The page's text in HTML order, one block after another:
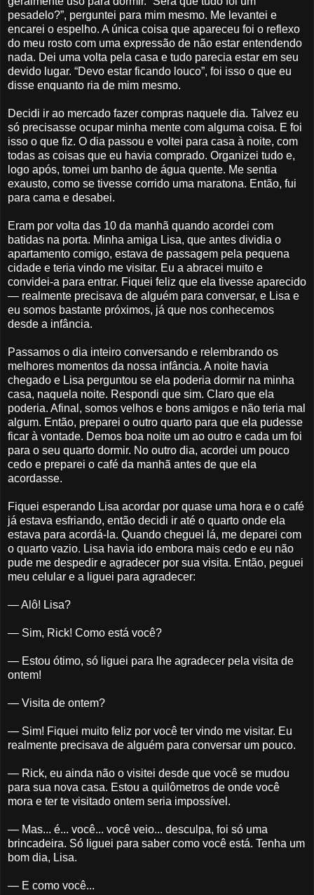
pesadelo?”, perguntei para mim mesmo. Me levantei e
encarei o espelho. A única coisa que apareceu foi o reflexo
do meu rosto com uma expressão de não estar entendendo
nada. Dei uma volta pela casa e tudo parecia estar em seu
devido lugar. “Devo estar ficando louco”, foi isso o que eu
disse enquanto ria de mim mesmo.
Decidi ir ao mercado fazer compras naquele dia. Talvez eu
só precisasse ocupar minha mente com alguma coisa. E foi
isso o que fiz. O dia passou e voltei para casa à noite, com
todas as coisas que eu havia comprado. Organizei tudo e,
logo após, tomei um banho de água quente. Me sentia
exausto, como se tivesse corrido uma maratona. Então, fui
para cama e desabei.
Eram por volta das 10 da manhã quando acordei com
batidas na porta. Minha amiga Lisa, que antes dividia o
apartamento comigo, estava de passagem pela pequena
cidade e teria vindo me visitar. Eu a abracei muito e
convidei-a para entrar. Fiquei feliz que ela tivesse aparecido
— realmente precisava de alguém para conversar, e Lisa e
eu somos bastante próximos, já que nos conhecemos
desde a infância.
Passamos o dia inteiro conversando e relembrando os
melhores momentos da nossa infância. A noite havia
chegado e Lisa perguntou se ela poderia dormir na minha
casa, naquela noite. Respondi que sim. Claro que ela
poderia. Afinal, somos velhos e bons amigos e não teria mal
algum. Então, preparei o outro quarto para que ela pudesse
ficar à vontade. Demos boa noite um ao outro e cada um foi
para o seu quarto dormir. No outro dia, acordei um pouco
cedo e preparei o café da manhã antes de que ela
acordasse.
Fiquei esperando Lisa acordar por quase uma hora e o café
já estava esfriando, então decidi ir até o quarto onde ela
estava para acordá-la. Quando cheguei lá, me deparei com
o quarto vazio. Lisa havia ido embora mais cedo e eu não
pude me despedir e agradecer por sua visita. Então, peguei
meu celular e a liguei para agradecer:
— Alô! Lisa?
— Sim, Rick! Como está você?
— Estou ótimo, só liguei para lhe agradecer pela visita de
ontem!
— Visita de ontem?
— Sim! Fiquei muito feliz por você ter vindo me visitar. Eu
realmente precisava de alguém para conversar um pouco.
— Rick, eu ainda não o visitei desde que você se mudou
para sua nova casa. Estou a quilômetros de onde você
mora e ter te visitado ontem seria impossível.
— Mas... é... você... você veio... desculpa, foi só uma
brincadeira. Só liguei para saber como você está. Tenha um
bom dia, Lisa.
— E como você...